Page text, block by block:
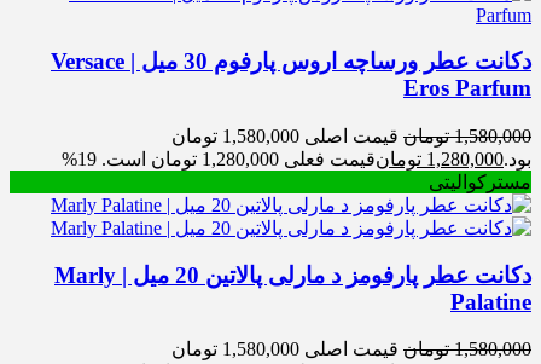
دکانت عطر ورساچه اروس پارفوم 30 میل | Versace
Eros Parfum
1,580,000 تومان
قیمت اصلی 1,580,000 تومان
بود.1,280,000 تومانقیمت فعلی 1,280,000 تومان است.
19%
مسترکوالیتی
دکانت عطر پارفومز د مارلی پالاتین 20 میل | Marly
Palatine
1,580,000 تومان
قیمت اصلی 1,580,000 تومان